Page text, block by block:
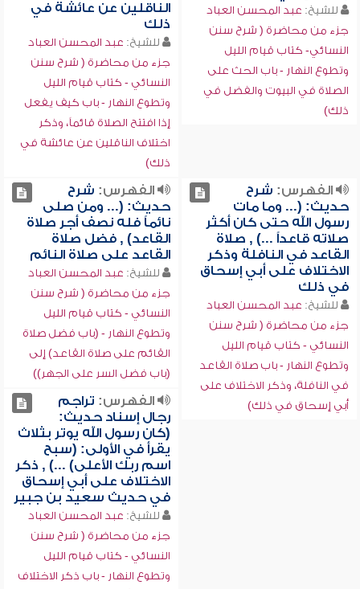
للشيخ: عبد المحسن العباد
جزء من محاضرة ( شرح سنن
النسائي- كتاب قيام الليل
وتطوع النهار - باب الحث على
الصلاة في البيوت والفضل في
ذلك)
الناقلين عن عائشة في
ذلك
للشيخ: عبد المحسن العباد
جزء من محاضرة ( شرح سنن
النسائي - كتاب قيام الليل
وتطوع النهار - باب كيف يفعل
إذا افتتح الصلاة قائماً، وذكر
اختلاف الناقلين عن عائشة في
ذلك)
الفهرس: شرح
حديث: (... وما مات
رسول الله حتى كان أكثر
صلاته قاعداً ...) , صلاة
القاعد في النافلة وذكر
الاختلاف على أبي إسحاق
في ذلك
للشيخ: عبد المحسن العباد
جزء من محاضرة ( شرح سنن
النسائي - كتاب قيام الليل
وتطوع النهار - باب صلاة القاعد
في النافلة، وذكر الاختلاف على
أبي إسحاق في ذلك)
الفهرس: شرح
حديث: (... ومن صلى
نائماً فله نصف أجر صلاة
القاعد) , فضل صلاة
القاعد على صلاة النائم
للشيخ: عبد المحسن العباد
جزء من محاضرة ( شرح سنن
النسائي - كتاب قيام الليل
وتطوع النهار - (باب فضل صلاة
القائم على صلاة القاعد) إلى
(باب فضل السر على الجهر))
الفهرس: تراجم
رجال إسناد حديث:
(كان رسول الله يوتر بثلاث
يقرأ في الأولى: (سبح
اسم ربك الأعلى) ...) , ذكر
الاختلاف على أبي إسحاق
في حديث سعيد بن جبير
للشيخ: عبد المحسن العباد
جزء من محاضرة ( شرح سنن
النسائي - كتاب قيام الليل
وتطوع النهار - باب ذكر الاختلاف